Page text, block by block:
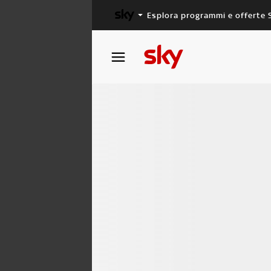
Esplora programmi e offerte